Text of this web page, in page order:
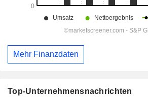
Mehr Finanzdaten
Top-Unternehmensnachrichten